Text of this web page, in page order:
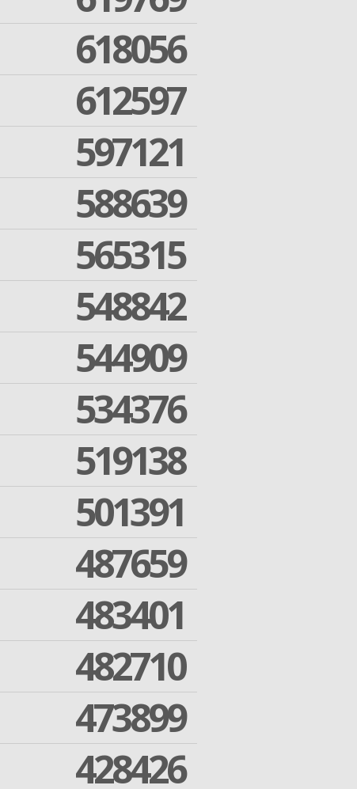
618056
612597
597121
588639
565315
548842
544909
534376
519138
501391
487659
483401
482710
473899
428426